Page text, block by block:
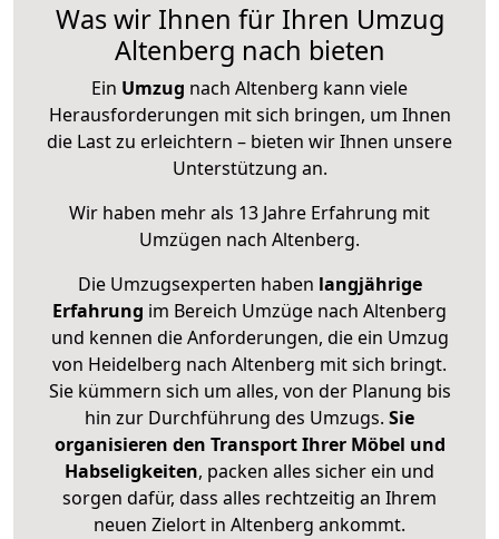
Was wir Ihnen für Ihren Umzug
Altenberg nach bieten
Ein Umzug nach Altenberg kann viele
Herausforderungen mit sich bringen, um Ihnen
die Last zu erleichtern – bieten wir Ihnen unsere
Unterstützung an.
Wir haben mehr als 13 Jahre Erfahrung mit
Umzügen nach Altenberg.
Die Umzugsexperten haben langjährige
Erfahrung im Bereich Umzüge nach Altenberg
und kennen die Anforderungen, die ein Umzug
von Heidelberg nach Altenberg mit sich bringt.
Sie kümmern sich um alles, von der Planung bis
hin zur Durchführung des Umzugs. Sie
organisieren den Transport Ihrer Möbel und
Habseligkeiten, packen alles sicher ein und
sorgen dafür, dass alles rechtzeitig an Ihrem
neuen Zielort in Altenberg ankommt.